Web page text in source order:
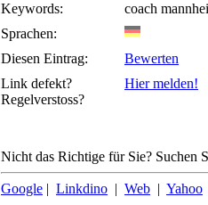
Keywords:
coach
Sprachen:
Diesen Eintrag:
Bewerten
Link defekt?
Regelverstoss?
Hier melden!
Nicht das Richtige für Sie? Suchen
Google | Linkdino | Web | Yahoo